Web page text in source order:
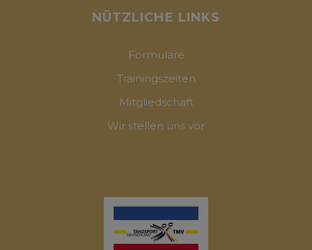
NÜTZLICHE LINKS
Formulare
Trainingszeiten
Mitgliedschaft
Wir stellen uns vor